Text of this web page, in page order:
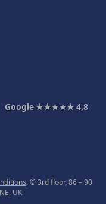
Google ★★★★★4,8
. © 3rd floor, 86 – 90
UK